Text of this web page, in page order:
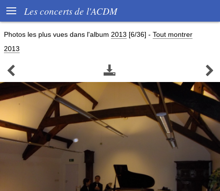
 Les concerts de l'ACDM
Photos les plus vues dans l'album 2013 [6/36] - Tout montrer
2013
  